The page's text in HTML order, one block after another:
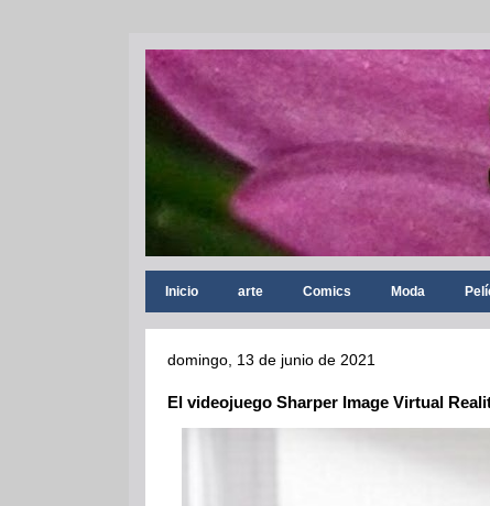
Inicio arte Comics Moda
domingo, 13 de junio de 2021
El videojuego Sharper Image Virtual